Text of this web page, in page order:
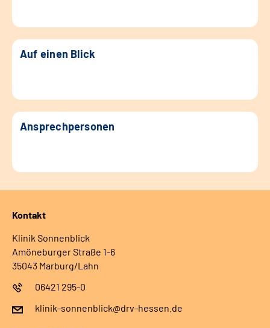
Auf einen Blick
Ansprechpersonen
Kontakt
Klinik Sonnenblick
Amöneburger Straße 1-6
35043 Marburg/Lahn
06421 295-0
klinik-sonnenblick@drv-hessen.de